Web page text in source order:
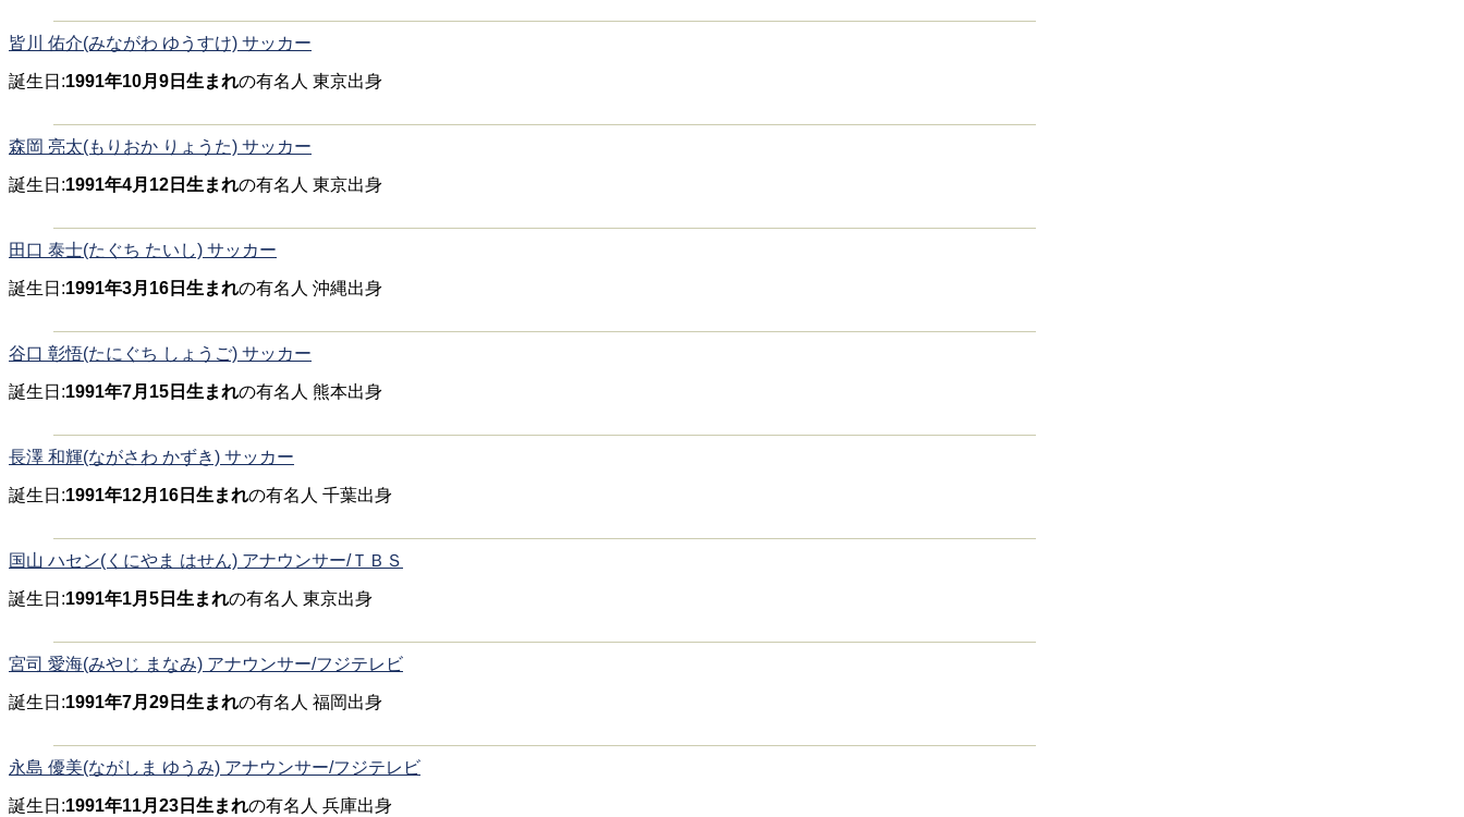
皆川 佑介(みながわ ゆうすけ) サッカー
誕生日:1991年10月9日生まれの有名人 東京出身
森岡 亮太(もりおか りょうた) サッカー
誕生日:1991年4月12日生まれの有名人 東京出身
田口 泰士(たぐち たいし) サッカー
誕生日:1991年3月16日生まれの有名人 沖縄出身
谷口 彰悟(たにぐち しょうご) サッカー
誕生日:1991年7月15日生まれの有名人 熊本出身
長澤 和輝(ながさわ かずき) サッカー
誕生日:1991年12月16日生まれの有名人 千葉出身
国山 ハセン(くにやま はせん) アナウンサー/ＴＢＳ
誕生日:1991年1月5日生まれの有名人 東京出身
宮司 愛海(みやじ まなみ) アナウンサー/フジテレビ
誕生日:1991年7月29日生まれの有名人 福岡出身
永島 優美(ながしま ゆうみ) アナウンサー/フジテレビ
誕生日:1991年11月23日生まれの有名人 兵庫出身